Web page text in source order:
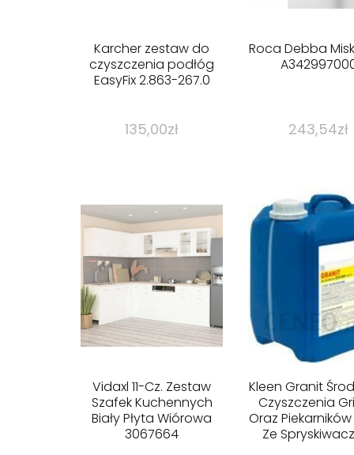
Karcher zestaw do
czyszczenia podłóg
EasyFix 2.863-267.0
135,00zł
Roca Debba
243,54zł
Vidaxl 11-Cz. Zestaw
Szafek Kuchennych
Biały Płyta Wiórowa
3067664
Kleen Granit
Czyszczenia
Oraz Piekarników
Ze